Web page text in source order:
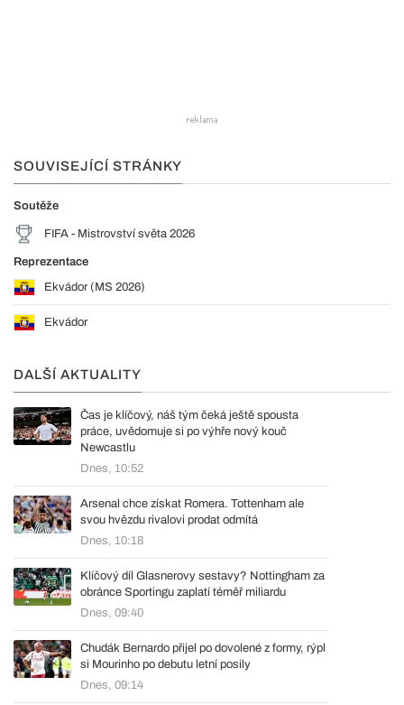
SOUVISEJÍCÍ STRÁNKY
Soutěže
FIFA - Mistrovství světa 2026
Reprezentace
Ekvádor (MS 2026)
Ekvádor
DALŠÍ AKTUALITY
Čas je klíčový, náš tým čeká ještě spousta
práce, uvědomuje si po výhře nový kouč
Newcastlu
Dnes, 10:52
Arsenal chce získat Romera. Tottenham ale
svou hvězdu rivalovi prodat odmítá
Dnes, 10:18
Klíčový díl Glasnerovy sestavy? Nottingham za
obránce Sportingu zaplatí téměř miliardu
Dnes, 09:40
Chudák Bernardo přijel po dovolené z formy, rýpl
si Mourinho po debutu letní posily
Dnes, 09:14